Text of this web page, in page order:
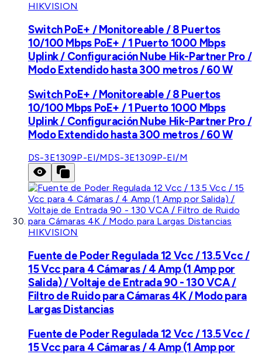
HIKVISION
Switch PoE+ / Monitoreable / 8 Puertos
10/100 Mbps PoE+ / 1 Puerto 1000 Mbps
Uplink / Configuración Nube Hik-Partner Pro /
Modo Extendido hasta 300 metros / 60 W
Switch PoE+ / Monitoreable / 8 Puertos
10/100 Mbps PoE+ / 1 Puerto 1000 Mbps
Uplink / Configuración Nube Hik-Partner Pro /
Modo Extendido hasta 300 metros / 60 W
DS-3E1309P-EI/MDS-3E1309P-EI/M
HIKVISION
Fuente de Poder Regulada 12 Vcc / 13.5 Vcc /
15 Vcc para 4 Cámaras / 4 Amp (1 Amp por
Salida) / Voltaje de Entrada 90 - 130 VCA /
Filtro de Ruido para Cámaras 4K / Modo para
Largas Distancias
Fuente de Poder Regulada 12 Vcc / 13.5 Vcc /
15 Vcc para 4 Cámaras / 4 Amp (1 Amp por